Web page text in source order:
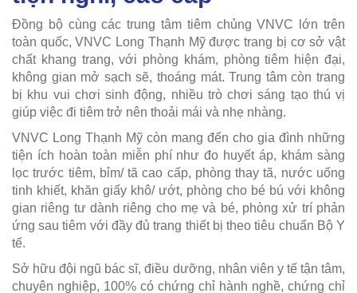
Đồng bộ cùng các trung tâm tiêm chủng VNVC lớn trên
toàn quốc, VNVC Long Thạnh Mỹ được trang bị cơ sở vật
chất khang trang, với phòng khám, phòng tiêm hiện đại,
không gian mở sạch sẽ, thoáng mát. Trung tâm còn trang
bị khu vui chơi sinh động, nhiều trò chơi sáng tạo thú vị
giúp việc đi tiêm trở nên thoải mái và nhẹ nhàng.
VNVC Long Thạnh Mỹ còn mang đến cho gia đình những
tiện ích hoàn toàn miễn phí như đo huyết áp, khám sàng
lọc trước tiêm, bỉm/ tã cao cấp, phòng thay tã, nước uống
tinh khiết, khăn giấy khô/ ướt, phòng cho bé bú với không
gian riêng tư dành riêng cho mẹ và bé, phòng xử trí phản
ứng sau tiêm với đầy đủ trang thiết bị theo tiêu chuẩn Bộ Y
tế.
Sở hữu đội ngũ bác sĩ, điều dưỡng, nhân viên y tế tận tâm,
chuyên nghiệp, 100% có chứng chỉ hành nghề, chứng chỉ